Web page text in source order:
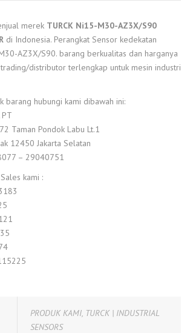
merek TURCK Ni15-M30-AZ3X/S90
di Indonesia. Perangkat Sensor kedekatan
AZ3X/S90. barang berkualitas dan harganya
distributor terlengkap untuk mesin industri
barang hubungi kami dibawah ini:
PT
Taman Pondok Labu Lt.1
12450 Jakarta Selatan
– 29040751
kami :
PRODUK KAMI, TURCK | INDUSTRIAL
SENSORS